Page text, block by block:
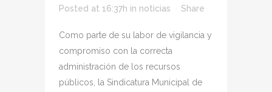
Posted at 16:37h in noticias Share
Como parte de su labor de vigilancia y
compromiso con la correcta
administración de los recursos
públicos, la Sindicatura Municipal de